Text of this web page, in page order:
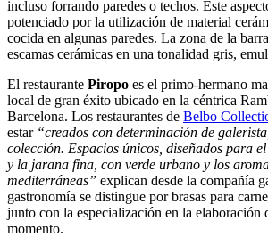
incluso forrando paredes o techos. Este
potenciado por la utilización de material
cocida en algunas paredes. La zona de la
escamas cerámicas en una tonalidad gris,
El restaurante Piropo es el primo-hermano
local de gran éxito ubicado en la céntrica
Barcelona. Los restaurantes de Belbo
estar “creados con determinación de
colección. Espacios únicos, diseñados para
y la jarana fina, con verde urbano y los
mediterráneas” explican desde la compañía
gastronomía se distingue por brasas para
junto con la especialización en la elaboración
momento.